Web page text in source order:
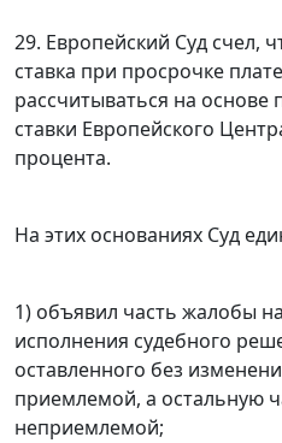
29. Европейский Суд счел,
ставка при просрочке
рассчитываться на основе
ставки Европейского
процента.
На этих основаниях Суд
1) объявил часть жалобы
исполнения судебного
оставленного без
приемлемой, а остальную
неприемлемой;